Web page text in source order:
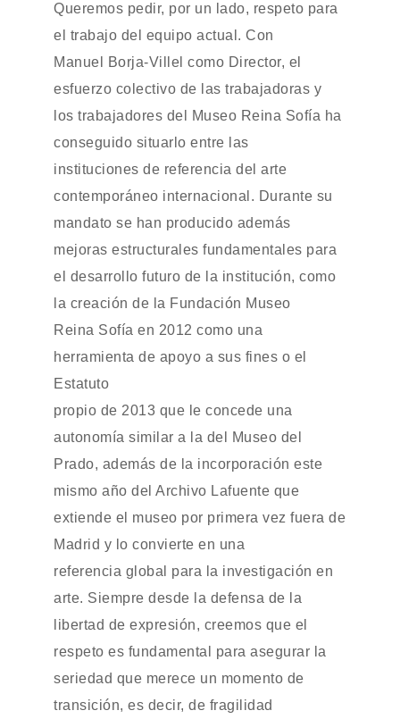
Queremos pedir, por un lado, respeto para
el trabajo del equipo actual. Con
Manuel Borja-Villel como Director, el
esfuerzo colectivo de las trabajadoras y
los trabajadores del Museo Reina Sofía ha
conseguido situarlo entre las
instituciones de referencia del arte
contemporáneo internacional. Durante su
mandato se han producido además
mejoras estructurales fundamentales para
el desarrollo futuro de la institución, como
la creación de la Fundación Museo
Reina Sofía en 2012 como una
herramienta de apoyo a sus fines o el
Estatuto
propio de 2013 que le concede una
autonomía similar a la del Museo del
Prado, además de la incorporación este
mismo año del Archivo Lafuente que
extiende el museo por primera vez fuera de
Madrid y lo convierte en una
referencia global para la investigación en
arte. Siempre desde la defensa de la
libertad de expresión, creemos que el
respeto es fundamental para asegurar la
seriedad que merece un momento de
transición, es decir, de fragilidad